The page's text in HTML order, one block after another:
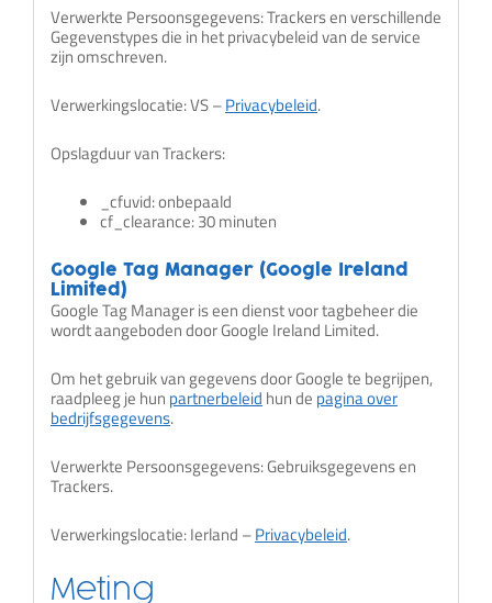
Verwerkte Persoonsgegevens: Trackers en verschillende
Gegevenstypes die in het privacybeleid van de service
zijn omschreven.
Verwerkingslocatie: VS –Privacybeleid.
Opslagduur van Trackers:
_cfuvid: onbepaald
cf_clearance: 30 minuten
Google Tag Manager (Google Ireland
Limited)
Google Tag Manager is een dienst voor tagbeheer die
wordt aangeboden door Google Ireland Limited.
Om het gebruik van gegevens door Google te begrijpen,
raadpleeg je hun partnerbeleid hun de pagina over
bedrijfsgegevens.
Verwerkte Persoonsgegevens: Gebruiksgegevens en
Trackers.
Verwerkingslocatie: Ierland –Privacybeleid.
Meting